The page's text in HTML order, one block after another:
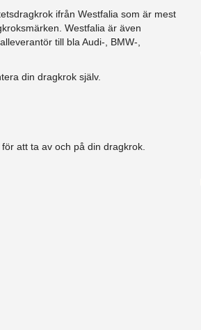
ifrån Westfalia som är mest
Westfalia är även
till bla Audi-, BMW-,
din dragkrok själv.
att ta av och på din dragkrok.